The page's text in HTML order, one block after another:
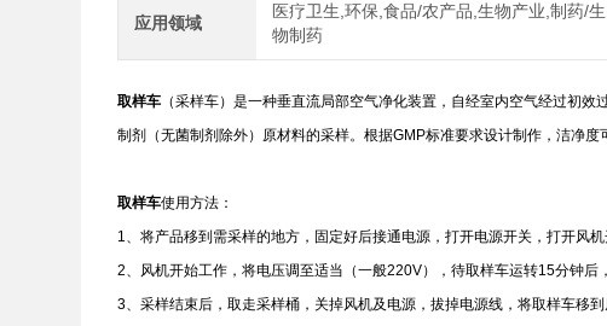
应用领域
医疗卫生,环保,食品/农产品,生物产业,制药/生
物制药
取样车 （采样车）是一种垂直流局部空气净化装置，自经室内空气经过初
制剂（无菌制剂除外）原材料的采样。根据GMP标准要求设计制作，洁净度
取样车使用方法：
1、将产品移到需采样的地方，固定好后接通电源，打开电源开关，打开风机
2、风机开始工作，将电压调至适当（一般220V），待取样车运转15分钟后
3、采样结束后，取走采样桶，关掉风机及电源，拔掉电源线，将取样车移到